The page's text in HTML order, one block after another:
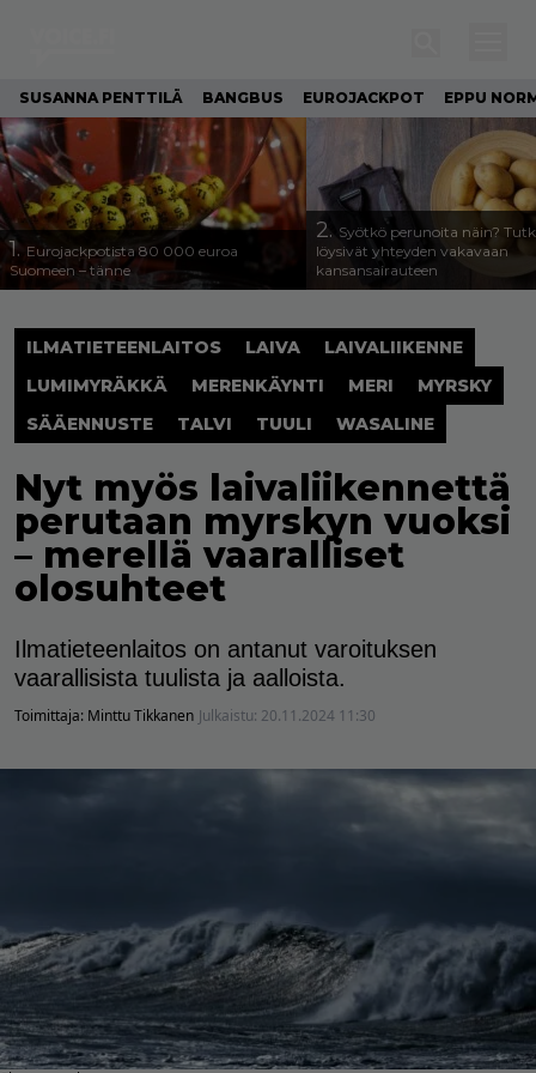
SUSANNA PENTTILÄ BANGBUS EUROJACKPOT EPPU
1. Eurojackpotista 80 000 euroa
Suomeen – tänne
2. Syötkö perunoita näin?
löysivät yhteyden vakavaan
kansansairauteen
ILMATIETEENLAITOS LAIVA
LAIVALIIKENNE
LUMIMYRÄKKÄ
MERENKÄYNTI MERI
MYRSKY
SÄÄENNUSTE
TALVI TUULI WASALINE
Nyt myös laivaliikennettä
perutaan myrskyn vuoksi
– merellä vaaralliset
olosuhteet
Ilmatieteenlaitos on antanut varoituksen
vaarallisista tuulista ja aalloista.
Toimittaja: Minttu Tikkanen Julkaistu: 20.11.2024 11:30